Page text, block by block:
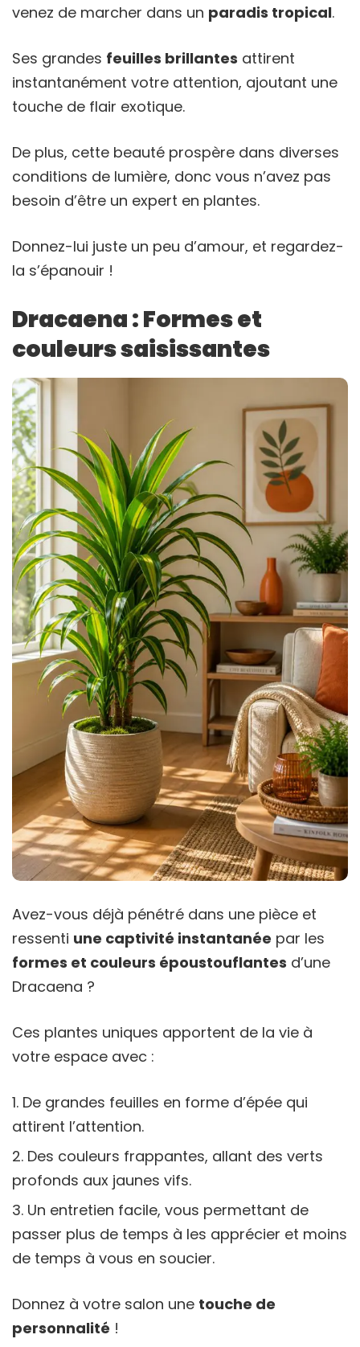
venez de marcher dans un paradis tropical.
Ses grandes feuilles brillantes attirent
instantanément votre attention, ajoutant une
touche de flair exotique.
De plus, cette beauté prospère dans diverses
conditions de lumière, donc vous n’avez pas
besoin d’être un expert en plantes.
Donnez-lui juste un peu d’amour, et regardez-
la s’épanouir !
Dracaena : Formes et
couleurs saisissantes
Avez-vous déjà pénétré dans une pièce et
ressenti une captivité instantanée par les
formes et couleurs époustouflantes d’une
Dracaena ?
Ces plantes uniques apportent de la vie à
votre espace avec :
De grandes feuilles en forme d’épée qui
attirent l’attention.
Des couleurs frappantes, allant des verts
profonds aux jaunes vifs.
Un entretien facile, vous permettant de
passer plus de temps à les apprécier et moins
de temps à vous en soucier.
Donnez à votre salon une touche de
personnalité !